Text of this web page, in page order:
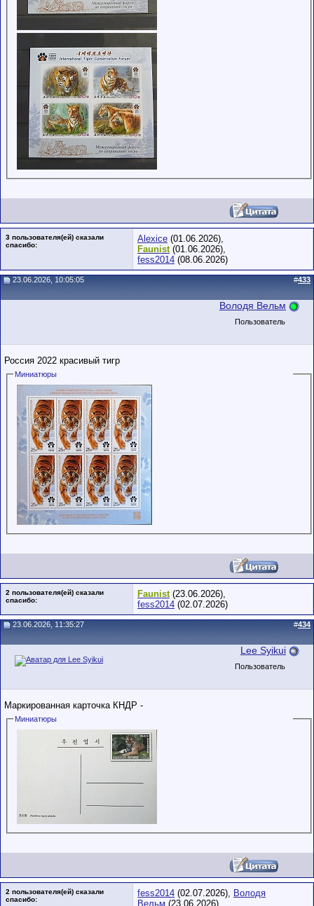
3 пользователя(ей) сказали
cпасибо:
Alexice (01.06.2026),
Faunist(01.06.2026),
fess2014 (08.06.2026)
23.06.2026, 10:05:05 #433
Володя Вельм
Пользователь
Россия 2022 красивый тигр
Миниатюры
2 пользователя(ей) сказали
cпасибо:
Faunist(23.06.2026),
fess2014 (02.07.2026)
23.06.2026, 11:35:27 #434
Lee Syikui
Пользователь
Маркированная карточка КНДР -
Миниатюры
2 пользователя(ей) сказали
cпасибо:
fess2014 (02.07.2026), Володя
Вельм (23.06.2026)